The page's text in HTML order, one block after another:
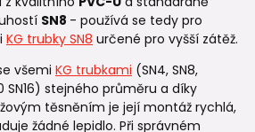
SN8 - používá se tedy pro
i KG trubky SN8 určené pro vyšší zátěž.
všemi KG trubkami (SN4, SN8,
SN16) stejného průměru a díky
těsněním je její montáž rychlá,
žádné lepidlo. Při správném